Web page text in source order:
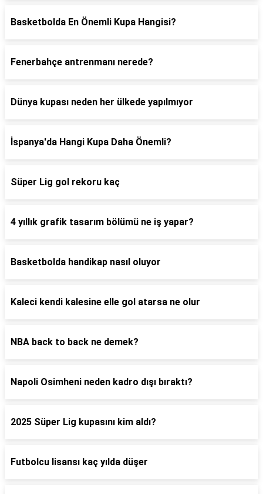
Basketbolda En Önemli Kupa Hangisi?
Fenerbahçe antrenmanı nerede?
Dünya kupası neden her ülkede yapılmıyor
İspanya'da Hangi Kupa Daha Önemli?
Süper Lig gol rekoru kaç
4 yıllık grafik tasarım bölümü ne iş yapar?
Basketbolda handikap nasıl oluyor
Kaleci kendi kalesine elle gol atarsa ne olur
NBA back to back ne demek?
Napoli Osimheni neden kadro dışı bıraktı?
2025 Süper Lig kupasını kim aldı?
Futbolcu lisansı kaç yılda düşer